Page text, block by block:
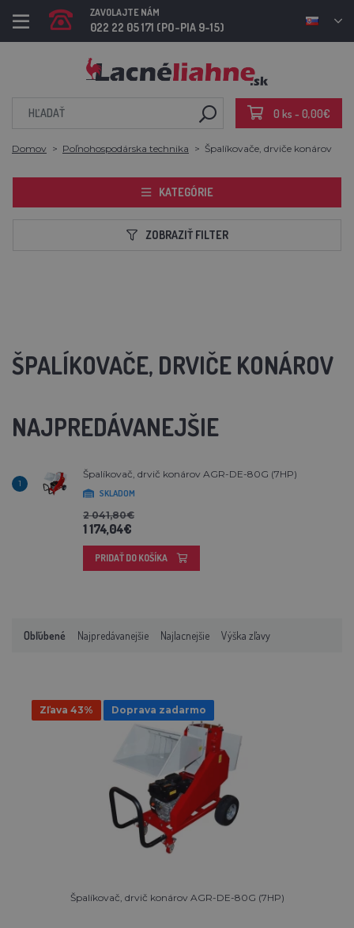
ZAVOLAJTE NÁM
022 22 05 171 (PO-PIA 9-15)
0 ks - 0,00€
Domov Poľnohospodárska technika Špalíkovače, drviče konárov
KATEGÓRIE
ZOBRAZIŤ FILTER
ŠPALÍKOVAČE, DRVIČE KONÁROV
NAJPREDÁVANEJŠIE
1
Špalíkovač, drvič konárov AGR-DE-80G (7HP)
SKLADOM
2 041,80€
1 174,04€
PRIDAŤ DO KOŠÍKA
Obľúbené Najpredávanejšie Najlacnejšie Výška zľavy
Zľava 43% Doprava zadarmo
Špalíkovač, drvič konárov AGR-DE-80G (7HP)